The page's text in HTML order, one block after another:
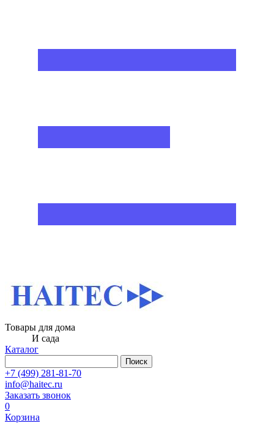
Товары для дома
И сада
Каталог
Поиск
+7 (499) 281-81-70
info@haitec.ru
Заказать звонок
0
Корзина